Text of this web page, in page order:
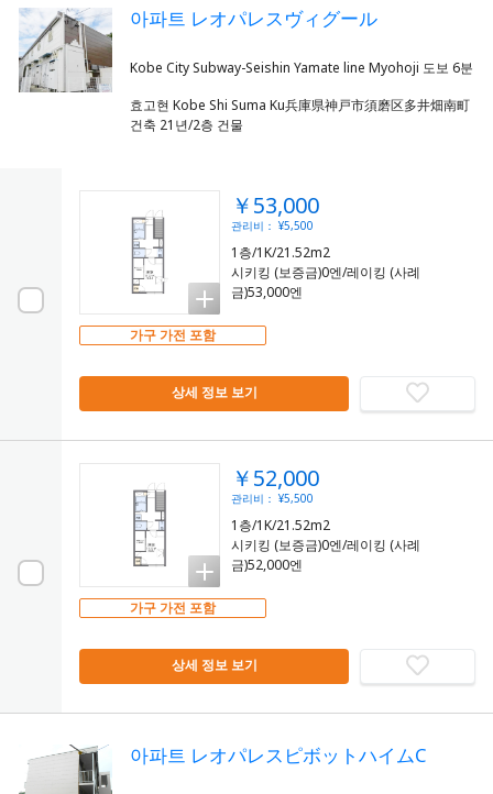
아파트 レオパレスヴィグール
효고현 Kobe Shi Suma Ku兵庫県神戸市須磨区多井畑南町
건축 21년/2층 건물
￥53,000
관리비： ¥5,500
1층/1K/21.52m2
시키킹 (보증금)0엔/레이킹 (사례
금)53,000엔
가구 가전 포함
상세 정보 보기
￥52,000
관리비： ¥5,500
1층/1K/21.52m2
시키킹 (보증금)0엔/레이킹 (사례
금)52,000엔
가구 가전 포함
상세 정보 보기
아파트 レオパレスピボットハイムC